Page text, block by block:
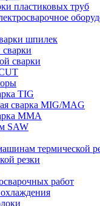
пластиковых труб
шпилек
сварки
TIG
сварка MIG/MAG
MMA
SAW
термической
резки
работ